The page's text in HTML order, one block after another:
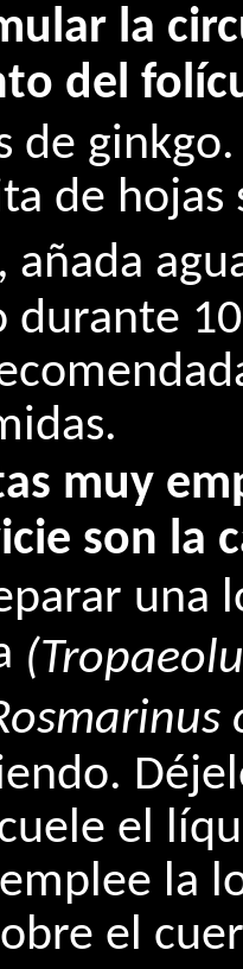
la
del
de
de hojas
, añada
durante
muy
son la
una
el
la
el